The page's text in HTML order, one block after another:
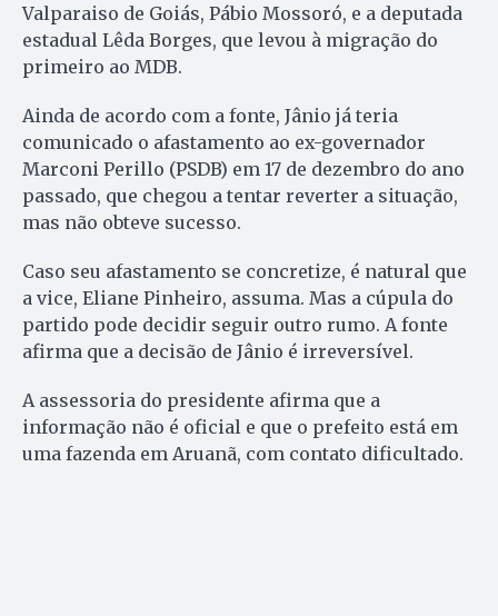
Valparaiso de Goiás, Pábio Mossoró, e a deputada
estadual Lêda Borges, que levou à migração do
primeiro ao MDB.
Ainda de acordo com a fonte, Jânio já teria
comunicado o afastamento ao ex-governador
Marconi Perillo (PSDB) em 17 de dezembro do ano
passado, que chegou a tentar reverter a situação,
mas não obteve sucesso.
Caso seu afastamento se concretize, é natural que
a vice, Eliane Pinheiro, assuma. Mas a cúpula do
partido pode decidir seguir outro rumo. A fonte
afirma que a decisão de Jânio é irreversível.
A assessoria do presidente afirma que a
informação não é oficial e que o prefeito está em
uma fazenda em Aruanã, com contato dificultado.